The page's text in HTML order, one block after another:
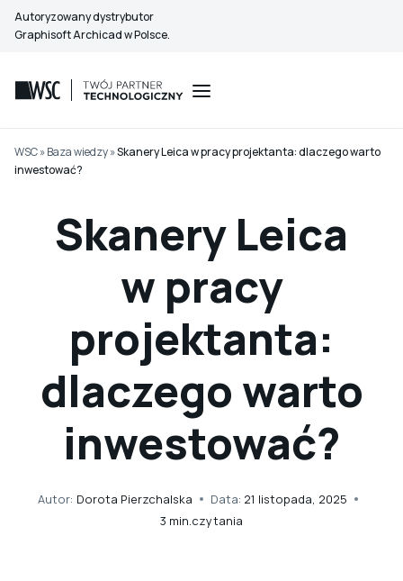
Przejdź
do
Autoryzowany dystrybutor
Graphisoft Archicad w Polsce.
WSC»Baza wiedzy»Skanery Leica w pracy projektanta: dlaczego warto
inwestować?
Skanery Leica
w pracy
projektanta:
dlaczego warto
inwestować?
Autor: Dorota Pierzchalska Data: 21 listopada, 2025
3 min.czytania